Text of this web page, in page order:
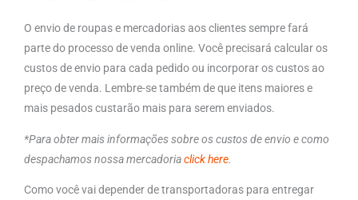
O envio de roupas e mercadorias aos clientes sempre fará
parte do processo de venda online. Você precisará calcular os
custos de envio para cada pedido ou incorporar os custos ao
preço de venda. Lembre-se também de que itens maiores e
mais pesados custarão mais para serem enviados.
*Para obter mais informações sobre os custos de envio e como
despachamos nossa mercadoriaclick here.
Como você vai depender de transportadoras para entregar